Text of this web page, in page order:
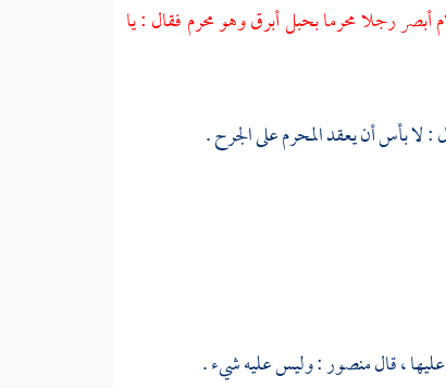
أبصر رجلا محرما بحبل أبرق وهو محرم فقال : يا
: لا بأس أن يعقد المحرم على الجرح .
، قالمنصور: وليس عليه شيء .